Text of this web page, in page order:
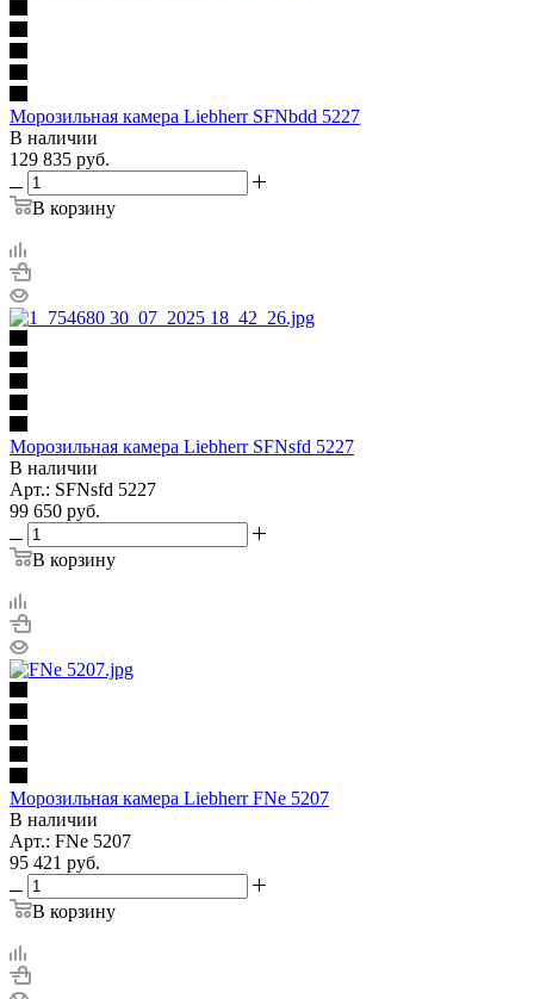
Морозильная камера Liebherr SFNbdd 5227
В наличии
129 835 руб.
В корзину
Морозильная камера Liebherr SFNsfd 5227
В наличии
Арт.: SFNsfd 5227
99 650 руб.
В корзину
Морозильная камера Liebherr FNe 5207
В наличии
Арт.: FNe 5207
95 421 руб.
В корзину